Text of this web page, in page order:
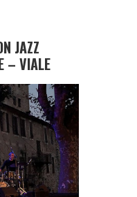
JAZZ
– VIALE